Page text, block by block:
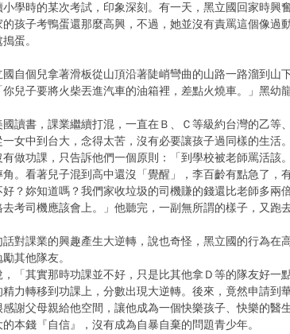
學時的某次考試，印象深刻。有一天，黑立國回家時興
孩子考鴨蛋還那麼高興，不過，她並沒有責罵這個像過
蛋。
國自個兒拿著滑板從山頂沿著陡峭彎曲的山路一路溜到
兒子要將火柴丟進汽車的油箱裡，差點火燒車。」黑
讀書，課業繼續打混，一直在Ｂ、Ｃ等級約台灣的乙
女中到台大，念得太苦，沒有必要讓孩子過同樣的生活。
做功課，只告訴他們一個原則：「到學校被老師罵活該
。看著兒子混到高中還沒「覺醒」，李百齡有點急了，
？妳知道嗎？我們家收垃圾的司機賺的錢還比老師多兩倍
考司機應該會上。」他聽完，一副無所謂的樣子，又跑去
對課業的興趣產生大逆轉，說也奇怪，黑立國的行為
其他隊友。
「其實那時功課並不好，只是比其他拿Ｄ等的隊友好一
力轉移到功課上，分數出現大逆轉。後來，竟然申請到
謝父母親給他空間，讓他成為一個快樂孩子、快樂的
本錢『自信』，沒有成為自暴自棄的問題青少年。